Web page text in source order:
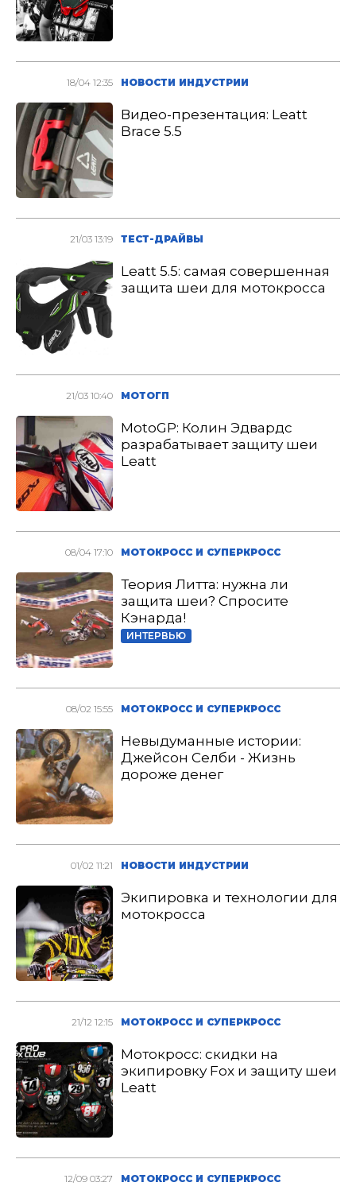
18/04 12:35 НОВОСТИ ИНДУСТРИИ
Видео-презентация: Leatt
Brace 5.5
21/03 13:19 ТЕСТ-ДРАЙВЫ
Leatt 5.5: cамая совершенная
защита шеи для мотокросса
21/03 10:40 МОТОГП
MotoGP: Колин Эдвардс
разрабатывает защиту шеи
Leatt
08/04 17:10 МОТОКРОСС И СУПЕРКРОСС
Теория Литта: нужна ли
защита шеи? Спросите
Кэнарда!
ИНТЕРВЬЮ
08/02 15:55 МОТОКРОСС И СУПЕРКРОСС
Невыдуманные истории:
Джейсон Селби - Жизнь
дороже денег
01/02 11:21 НОВОСТИ ИНДУСТРИИ
Экипировка и технологии для
мотокросса
21/12 12:15 МОТОКРОСС И СУПЕРКРОСС
Мотокросс: скидки на
экипировку Fox и защиту шеи
Leatt
12/09 03:27 МОТОКРОСС И СУПЕРКРОСС